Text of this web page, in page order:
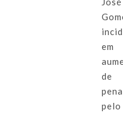
em
de
pelo